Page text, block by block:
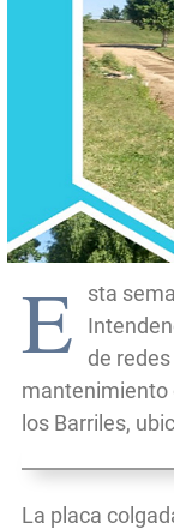
E
sta
de
mantenimiento
los Barriles,
La placa